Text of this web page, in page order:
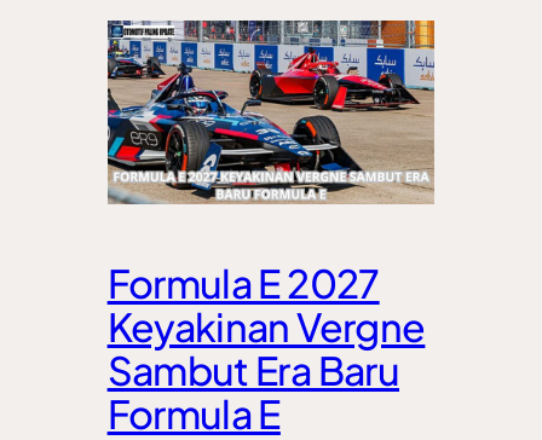
Formula E 2027
Keyakinan Vergne
Sambut Era Baru
Formula E